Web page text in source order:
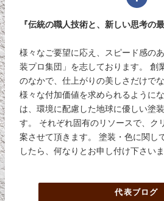
『伝統の職人技術と、新しい思考の
様々なご要望に応え、スピード感の
装プロ集団」を志しております。 創
のなかで、仕上がりの美しさだけで
様々な付加価値を求められるように
は、環境に配慮した地球に優しい塗
す。 それぞれ固有のリソースで、ク
案させて頂きます。 塗装・色に関し
したら、何なりとお申し付け下さいま
代表ブログ